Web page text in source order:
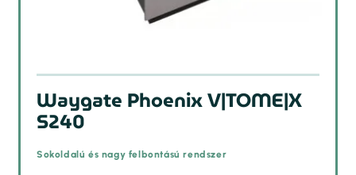
Waygate Phoenix V|TOME|X
S240
Sokoldalú és nagy felbontású rendszer